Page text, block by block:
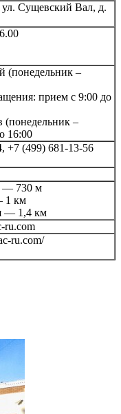
ул. Сущевский Вал, д.
(понедельник –
прием с 9:00 до
(понедельник –
16:00
+7 (499) 681-13-56
— 730 м
1 км
— 1,4 км
ru.com
ru.com/